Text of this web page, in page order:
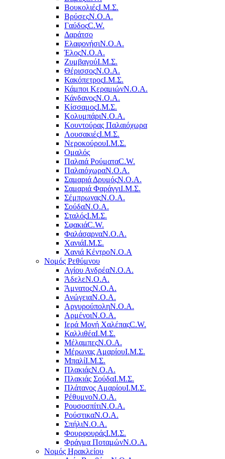
ΒουκολιέςΙ.Μ.Σ.
ΒρύσεςΝ.Ο.Α.
ΓαύδοςC.W.
Δαράτσο
ΕλαφονήσιΝ.Ο.Α.
ΈλοςΝ.Ο.Α.
ΖυμβαγούΙ.Μ.Σ.
ΘέρισσοςΝ.Ο.Α.
ΚακόπετροςΙ.Μ.Σ.
Κάμποι ΚεραμιώνΝ.Ο.Α.
ΚάνδανοςΝ.Ο.Α.
ΚίσσαμοςΙ.Μ.Σ.
ΚολυμπάριΝ.Ο.Α.
Κουντούρας Παλαιόχωρα
ΛουσακιέςΙ.Μ.Σ.
ΝεροκούρουΙ.Μ.Σ.
Ομαλός
Παλαιά ΡούματαC.W.
ΠαλαιόχωραΝ.Ο.Α.
Σαμαριά ΔρυμόςΝ.Ο.Α.
Σαμαριά ΦαράγγιΙ.Μ.Σ.
ΣέμπρωναςΝ.Ο.Α.
ΣούδαΝ.Ο.Α.
ΣταλόςΙ.Μ.Σ.
ΣφακιάC.W.
ΦαλάσαρναΝ.Ο.Α.
ΧανιάΙ.Μ.Σ.
Χανιά ΚέντροN.O.A
Νομός Ρεθύμνου
Αγίου ΑνδρέαΝ.Ο.Α.
ΆδελεΝ.Ο.Α.
ΆμνατοςΝ.Ο.Α.
ΑνώγειαΝ.Ο.Α.
ΑργυρούποληΝ.Ο.Α.
ΑρμένοιΝ.Ο.Α.
Ιερά Μονή ΧαλέπαςC.W.
ΚαλλιθέαΙ.Μ.Σ.
ΜέλαμπεςΝ.Ο.Α.
Μέρωνας ΑμαρίουΙ.Μ.Σ.
ΜπαλίΙ.Μ.Σ.
ΠλακιάςΝ.Ο.Α.
Πλακιάς ΣούδαΙ.Μ.Σ.
Πλάτανος ΑμαρίουΙ.Μ.Σ.
ΡέθυμνοΝ.Ο.Α.
ΡουσοσπίτιΝ.Ο.Α.
ΡούστικαΝ.Ο.Α.
ΣπήλιΝ.Ο.Α.
ΦουρφουράςΙ.Μ.Σ.
Φράγμα ΠοταμώνΝ.Ο.Α.
Νομός Ηρακλείου